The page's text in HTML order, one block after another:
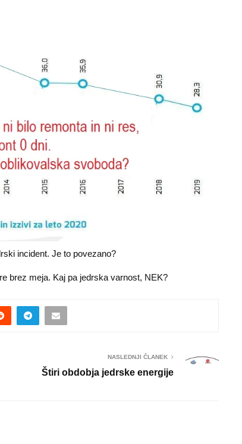
incident. Je to povezano?
brez meja. Kaj pa jedrska varnost, NEK?
NASLEDNJI ČLANEK
Štiri obdobja jedrske energije